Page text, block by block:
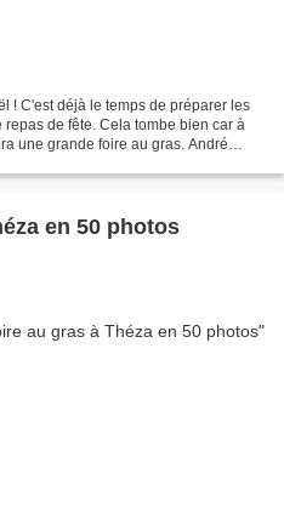
! C'est déjà le temps de préparer les
de fête. Cela tombe bien car à
une grande foire au gras. André
en 50 photos